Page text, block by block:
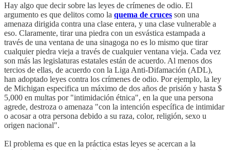
Hay algo que decir sobre las leyes de crímenes de odio. El
argumento es que delitos como la quema de cruces son una
amenaza dirigida contra una clase entera, y una clase vulnerable a
eso. Claramente, tirar una piedra con un esvástica estampada a
través de una ventana de una sinagoga no es lo mismo que tirar
cualquier piedra vieja a través de cualquier ventana vieja. Cada vez
son más las legislaturas estatales están de acuerdo. Al menos dos
tercios de ellas, de acuerdo con la Liga Anti-Difamación (ADL),
han adoptado leyes contra los crímenes de odio. Por ejemplo, la ley
de Michigan especifica un máximo de dos años de prisión y hasta $
5,000 en multas por "intimidación étnica", en la que una persona
agrede, destroza o amenaza "con la intención específica de intimidar
o acosar a otra persona debido a su raza, color, religión, sexo u
origen nacional".
El problema es que en la práctica estas leyes se acercan a la